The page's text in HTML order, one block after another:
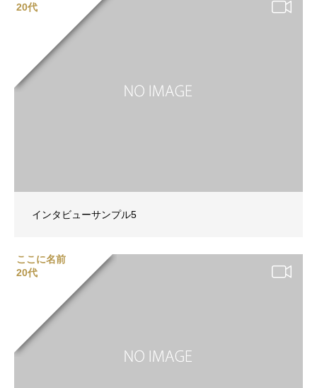
20代
インタビューサンプル5
ここに名前
20代